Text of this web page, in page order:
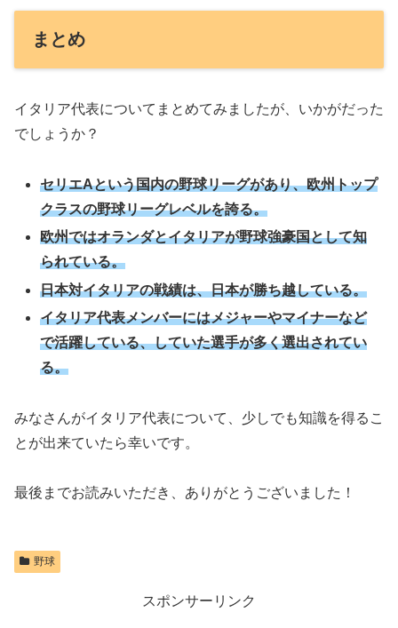
まとめ
イタリア代表についてまとめてみましたが、いかがだった
でしょうか？
セリエAという国内の野球リーグがあり、欧州トップ
クラスの野球リーグレベルを誇る。
欧州ではオランダとイタリアが野球強豪国として知
られている。
日本対イタリアの戦績は、日本が勝ち越している。
イタリア代表メンバーにはメジャーやマイナーなど
で活躍している、していた選手が多く選出されてい
る。
みなさんがイタリア代表について、少しでも知識を得るこ
とが出来ていたら幸いです。
最後までお読みいただき、ありがとうございました！
野球
スポンサーリンク